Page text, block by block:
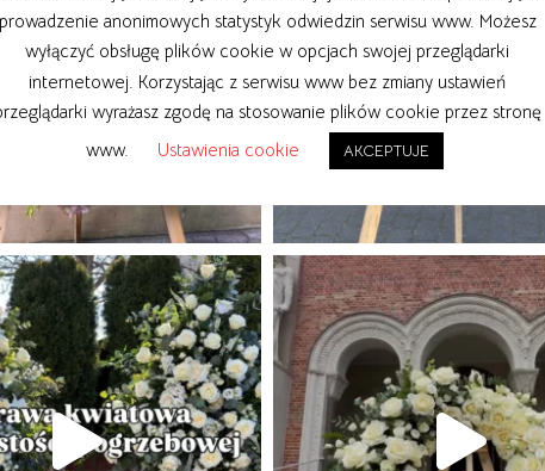
anonimowych statystyk odwiedzin serwisu www. Możesz
wyłączyć obsługę plików cookie w opcjach swojej przeglądarki
internetowej. Korzystając z serwisu www bez zmiany ustawień
wyrażasz zgodę na stosowanie plików cookie przez stronę
www.
Ustawienia cookie AKCEPTUJE